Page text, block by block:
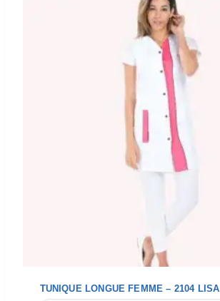
TUNIQUE LONGUE FEMME – 2104 LISA